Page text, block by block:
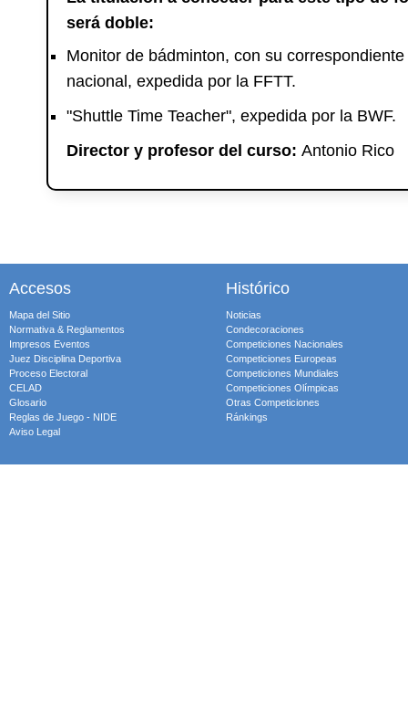
será doble:
Monitor de bádminton, con su
nacional, expedida por la FFTT.
"Shuttle Time Teacher", expedida por la BWF.
Director y profesor del curso: Antonio Rico
Accesos
Mapa del Sitio
Normativa & Reglamentos
Impresos Eventos
Juez Disciplina Deportiva
Proceso Electoral
CELAD
Glosario
Reglas de Juego - NIDE
Aviso Legal
Histórico
Noticias
Condecoraciones
Competiciones Nacionales
Competiciones Europeas
Competiciones Mundiales
Competiciones Olímpicas
Otras Competiciones
Ránkings